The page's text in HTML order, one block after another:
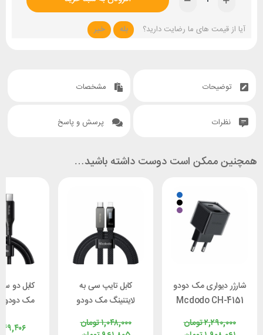
آیا از قیمت های ما رضایت دارید؟ بله خیر
توضیحات مشخصات
نظرات پرسش و پاسخ
همچنین ممکن است دوست داشته باشید…
شارژر دیواری مک دودو
Mcdodo CH-4151
تومان۲,۲۹۰,۰۰۰
کابل تایپ سی به
لایتنینگ مک دودو
طول 1.2 متر توان 36
تومان۱,۰۴۸,۰۰۰
کابل دو
توان 100 وات